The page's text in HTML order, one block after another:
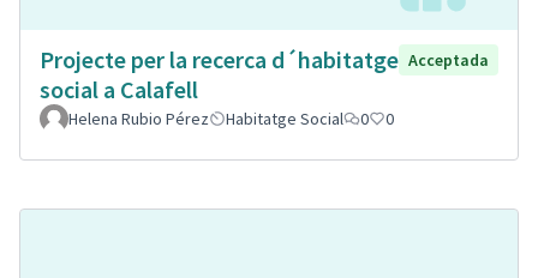
Projecte per la recerca d´habitatge
social a Calafell
Acceptada
Helena Rubio Pérez Habitatge Social 0 0